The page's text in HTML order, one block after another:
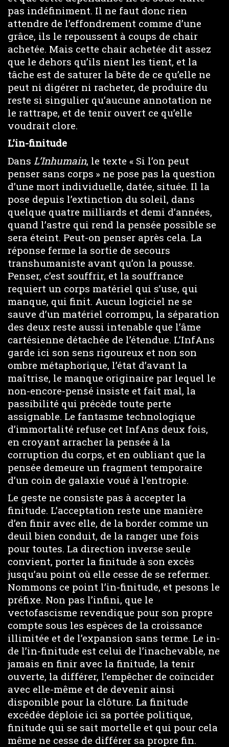
pas indéfiniment. Il ne faut donc rien
attendre de l’effondrement comme d’une
grâce, ils le repoussent à coups de chair
achetée. Mais cette chair achetée dit assez
que le dehors qu’ils nient les tient, et la
tâche est de saturer la bête de ce qu’elle ne
peut ni digérer ni racheter, de produire du
reste si singulier qu’aucune annotation ne
le rattrape, et de tenir ouvert ce qu’elle
voudrait clore.
L’in-finitude
Dans L’Inhumain, le texte « Si l’on peut
penser sans corps » ne pose pas la question
d’une mort individuelle, datée, située. Il la
pose depuis l’extinction du soleil, dans
quelque quatre milliards et demi d’années,
quand l’astre qui rend la pensée possible se
sera éteint. Peut-on penser après cela. La
réponse ferme la sortie de secours
transhumaniste avant qu’on la pousse.
Penser, c’est souffrir, et la souffrance
requiert un corps matériel qui s’use, qui
manque, qui finit. Aucun logiciel ne se
sauve d’un matériel corrompu, la séparation
des deux reste aussi intenable que l’âme
cartésienne détachée de l’étendue. L’InfAns
garde ici son sens rigoureux et non son
ombre métaphorique, l’état d’avant la
maîtrise, le manque originaire par lequel le
non-encore-pensé insiste et fait mal, la
passibilité qui précède toute perte
assignable. Le fantasme technologique
d’immortalité refuse cet InfAns deux fois,
en croyant arracher la pensée à la
corruption du corps, et en oubliant que la
pensée demeure un fragment temporaire
d’un coin de galaxie voué à l’entropie.
Le geste ne consiste pas à accepter la
finitude. L’acceptation reste une manière
d’en finir avec elle, de la border comme un
deuil bien conduit, de la ranger une fois
pour toutes. La direction inverse seule
convient, porter la finitude à son excès
jusqu’au point où elle cesse de se refermer.
Nommons ce point l’in-finitude, et pesons le
préfixe. Non pas l’infini, que le
vectofascisme revendique pour son propre
compte sous les espèces de la croissance
illimitée et de l’expansion sans terme. Le in-
de l’in-finitude est celui de l’inachevable, ne
jamais en finir avec la finitude, la tenir
ouverte, la différer, l’empêcher de coïncider
avec elle-même et de devenir ainsi
disponible pour la clôture. La finitude
excédée déploie ici sa portée politique,
finitude qui se sait mortelle et qui pour cela
même ne cesse de différer sa propre fin.